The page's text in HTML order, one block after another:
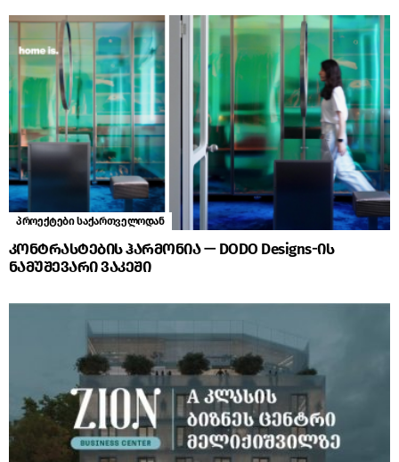
პროექტები საქართველოდან
კონტრასტების ჰარმონია — DODO Designs-ის
ნამუშევარი ვაკეში